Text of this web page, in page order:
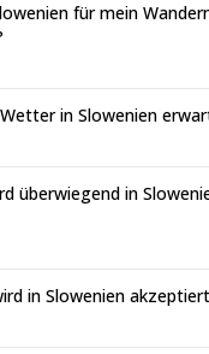
für mein
in Slowenien
überwiegend in
in Slowenien